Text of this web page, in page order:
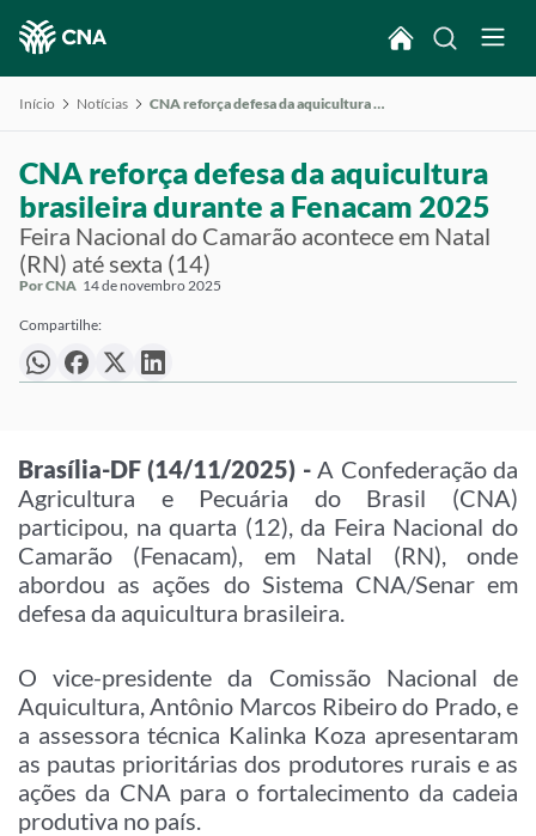
Início Notícias CNA reforça defesa da aquicultura brasileira durante a Fenacam 2025
CNA reforça defesa da aquicultura
brasileira durante a Fenacam 2025
Feira Nacional do Camarão acontece em Natal
(RN) até sexta (14)
Por CNA 14 de novembro 2025
Compartilhe:
Brasília-DF (14/11/2025) -A Confederação da
Agricultura e Pecuária do Brasil (CNA)
participou, na quarta (12), da Feira Nacional do
Camarão (Fenacam), em Natal (RN), onde
abordou as ações do Sistema CNA/Senar em
defesa da aquicultura brasileira.
O vice-presidente da Comissão Nacional de
Aquicultura, Antônio Marcos Ribeiro do Prado, e
a assessora técnica Kalinka Koza apresentaram
as pautas prioritárias dos produtores rurais e as
ações da CNA para o fortalecimento da cadeia
produtiva no país.